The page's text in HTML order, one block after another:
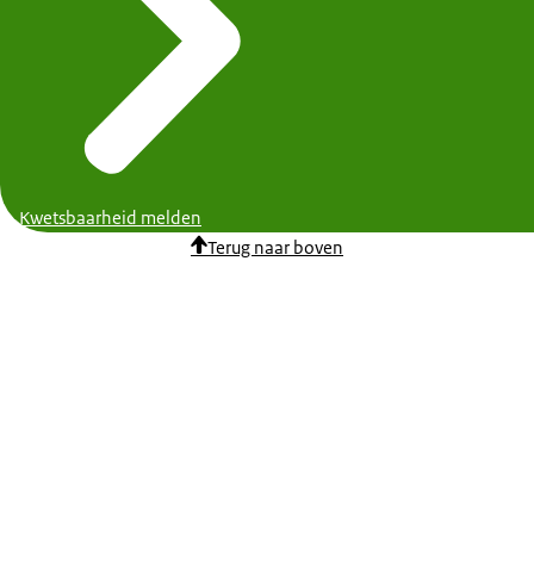
Kwetsbaarheid melden
Terug naar boven